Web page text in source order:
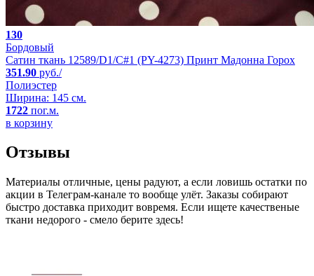
130
Бордовый
Сатин ткань 12589/D1/C#1 (PY-4273) Принт Мадонна Горох
351.90 руб./
Полиэстер
Ширина: 145 см.
1722 пог.м.
в корзину
Отзывы
Материалы отличные, цены радуют, а если ловишь остатки по
акции в Телеграм-канале то вообще улёт. Заказы собирают
быстро доставка приходит вовремя. Если ищете качественые
ткани недорого - смело берите здесь!